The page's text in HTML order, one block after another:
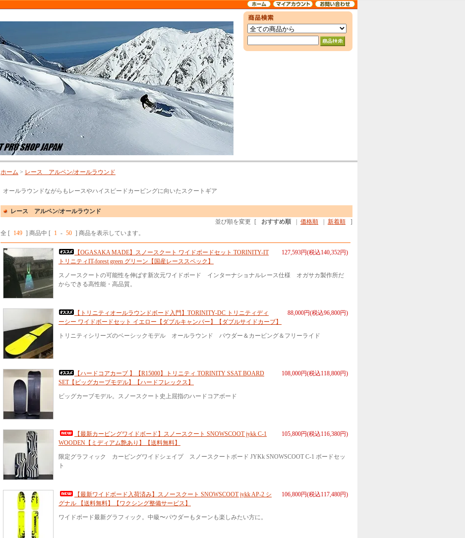
ホーム > レース アルペン/オールラウンド
オールラウンドながらもレースやハイスピードカービングに向いたスクートギア
レース アルペン/オールラウンド
並び順を変更
[ おすすめ順 価格順 新着順
]
全 [ 149 ] 商品中 [ 1 - 50 ] 商品を表示しています。
127,593円(税込140,352円)
【OGASAKA MADE】スノースクート ワイドボードセット TORINITY-IT
トリニティIT-forest green グリーン【国産レーススペック】
スノースクートの可能性を伸ばす新次元ワイドボード インターナショナルレース仕様 オガサカ製作所だ
からできる高性能・高品質。
88,000円(税込96,800円)
【トリニティオールラウンドボード入門】TORINITY-DC トリニティディ
ーシー ワイドボードセット イエロー【ダブルキャンバー】【ダブルサイドカーブ】
トリニティシリーズのベーシックモデル オールラウンド パウダー＆カービング＆フリーライド
108,000円(税込118,800円)
【ハードコアカーブ 】【R15000】トリニティ TORINITY SSAT BOARD
SET【ビッグカーブモデル】【ハードフレックス】
ビッグカーブモデル。スノースクート史上屈指のハードコアボード
105,800円(税込116,380円)
【最新カービングワイドボード】スノースクート SNOWSCOOT jykk C-1
WOODEN【ミディアム艶あり】【送料無料】
限定グラフィック カービングワイドシェイプ スノースクートボード JYKk SNOWSCOOT C-1 ボードセッ
ト
106,800円(税込117,480円)
【最新ワイドボード入荷済み】スノースクート SNOWSCOOT jykk AP-2 シ
グナル 【送料無料】【ワクシング整備サービス】
ワイドボード最新グラフィック。中級〜パウダーもターンも楽しみたい方に。